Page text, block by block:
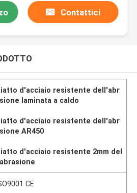
Contattici
d'acciaio resistente dell'abr
laminata a caldo
d'acciaio resistente dell'abr
AR450
d'acciaio resistente 2mm del
CE